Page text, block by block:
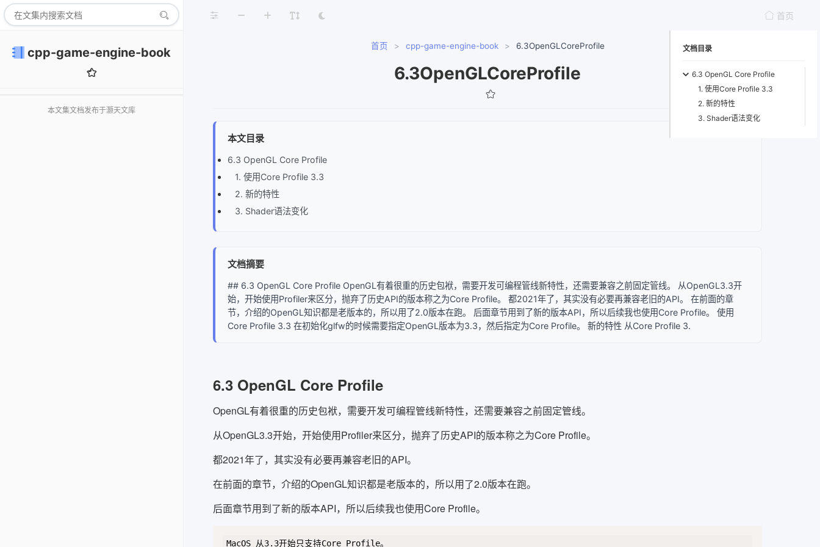
cpp-game-engine-book
本文集文档发布于灏天文库
首页
首页 > cpp-game-engine-book > 6.3OpenGLCoreProfile
6.3OpenGLCoreProfile
本文目录
6.3 OpenGL Core Profile
1. 使用Core Profile 3.3
2. 新的特性
3. Shader语法变化
文档摘要
## 6.3 OpenGL Core Profile OpenGL有着很重的历史包袱，需要开发可编程管线新特性，还需要兼容之前固定管线。 从OpenGL3.3开
始，开始使用Profiler来区分，抛弃了历史API的版本称之为Core Profile。 都2021年了，其实没有必要再兼容老旧的API。 在前面的章
节，介绍的OpenGL知识都是老版本的，所以用了2.0版本在跑。 后面章节用到了新的版本API，所以后续我也使用Core Profile。 使用
Core Profile 3.3 在初始化glfw的时候需要指定OpenGL版本为3.3，然后指定为Core Profile。 新的特性 从Core Profile 3.
6.3 OpenGL Core Profile
OpenGL有着很重的历史包袱，需要开发可编程管线新特性，还需要兼容之前固定管线。
从OpenGL3.3开始，开始使用Profiler来区分，抛弃了历史API的版本称之为Core Profile。
都2021年了，其实没有必要再兼容老旧的API。
在前面的章节，介绍的OpenGL知识都是老版本的，所以用了2.0版本在跑。
后面章节用到了新的版本API，所以后续我也使用Core Profile。
MacOS 从3.3开始只支持Core Profile。
文档目录
6.3 OpenGL Core Profile
1. 使用Core Profile 3.3
2. 新的特性
3. Shader语法变化